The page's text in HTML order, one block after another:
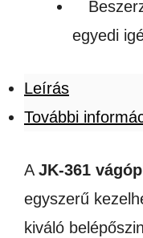
egyedi
Leírás
További
A JK-361
egyszerű
kiváló